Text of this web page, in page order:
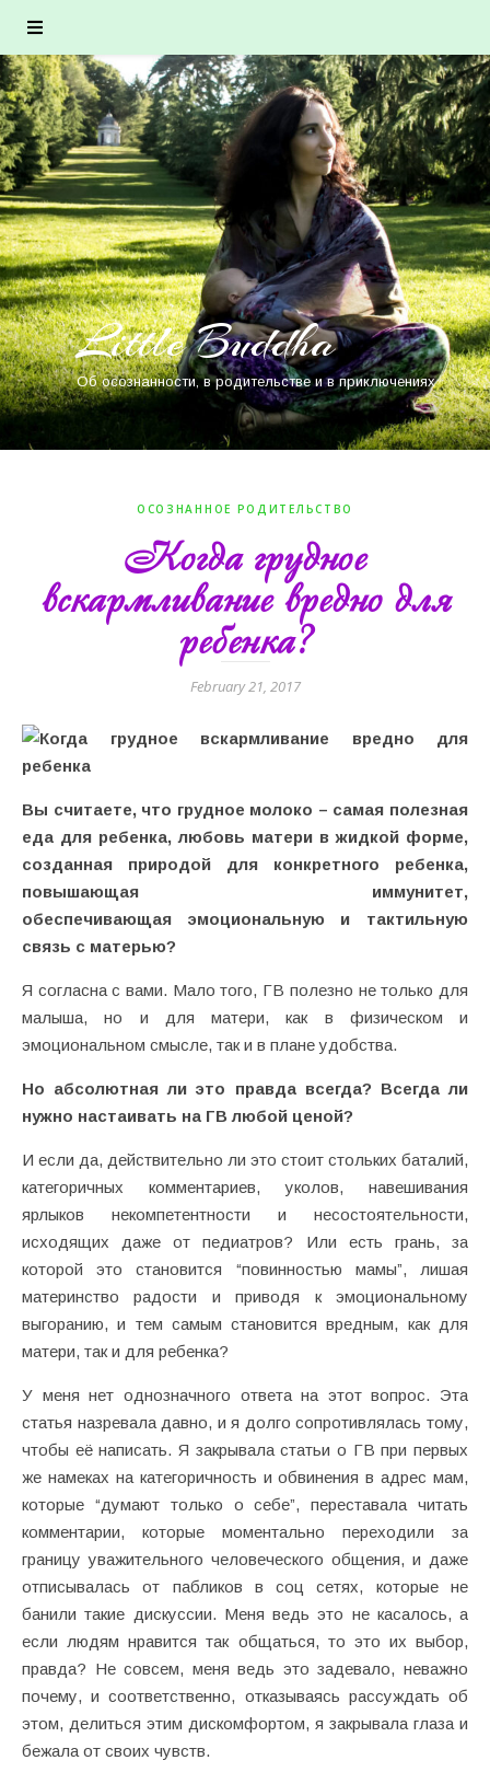
Little Buddha
Об осознанности, в родительстве и в приключениях
ОСОЗНАННОЕ РОДИТЕЛЬСТВО
Когда грудное
вскармливание вредно для
ребенка?
February 21, 2017
Вы считаете, что грудное молоко – самая полезная
еда для ребенка, любовь матери в жидкой форме,
созданная природой для конкретного ребенка,
повышающая иммунитет,
обеспечивающая эмоциональную и тактильную
связь с матерью?
Я согласна с вами. Мало того, ГВ полезно не только для
малыша, но и для матери, как в физическом и
эмоциональном смысле, так и в плане удобства.
Но абсолютная ли это правда всегда? Всегда ли
нужно настаивать на ГВ любой ценой?
И если да, действительно ли это стоит стольких баталий,
категоричных комментариев, уколов, навешивания
ярлыков некомпетентности и несостоятельности,
исходящих даже от педиатров? Или есть грань, за
которой это становится “повинностью мамы”, лишая
материнство радости и приводя к эмоциональному
выгоранию, и тем самым становится вредным, как для
матери, так и для ребенка?
У меня нет однозначного ответа на этот вопрос. Эта
статья назревала давно, и я долго сопротивлялась тому,
чтобы её написать. Я закрывала статьи о ГВ при первых
же намеках на категоричность и обвинения в адрес мам,
которые “думают только о себе”, переставала читать
комментарии, которые моментально переходили за
границу уважительного человеческого общения, и даже
отписывалась от пабликов в соц сетях, которые не
банили такие дискуссии. Меня ведь это не касалось, а
если людям нравится так общаться, то это их выбор,
правда? Не совсем, меня ведь это задевало, неважно
почему, и соответственно, отказываясь рассуждать об
этом, делиться этим дискомфортом, я закрывала глаза и
бежала от своих чувств.